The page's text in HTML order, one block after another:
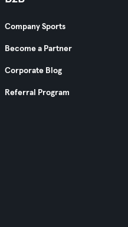
Company Sports
Become a Partner
Corporate Blog
Referral Program